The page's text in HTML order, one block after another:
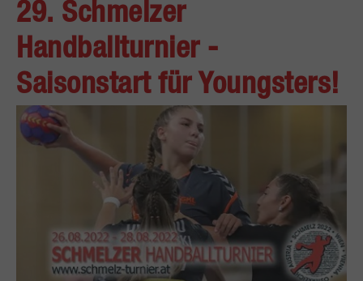
29. Schmelzer
Handballturnier -
Saisonstart für Youngsters!